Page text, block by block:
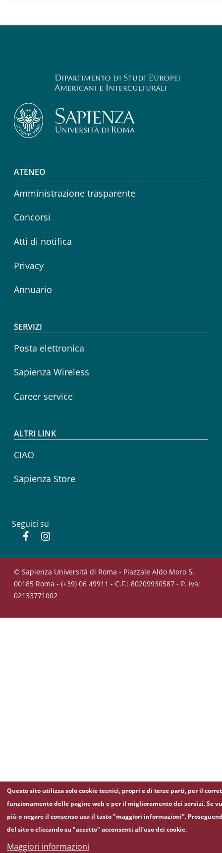
Footer menu
ATENEO
Amministrazione trasparente
Concorsi
Atti di notifica
Privacy
Annuario
SERVIZI
Posta elettronica
Sapienza Wireless
Career service
ALTRI LINK
CIAO
Sapienza Store
Seguici su
Facebook
© Sapienza Università di Roma - Piazzale Aldo Moro 5,
00185 Roma - (+39) 06 49911 - C.F.: 80209930587 - P. Iva:
02133771002
Questo sito utilizza solo cookie tecnici, propri e di terze parti, per il
funzionamento delle pagine web e per il miglioramento dei servizi. Se
più o negare il consenso usa il tasto "maggiori informazioni".
del sito o cliccando su "accetto" acconsenti all'uso dei cookie.
Maggiori informazioni